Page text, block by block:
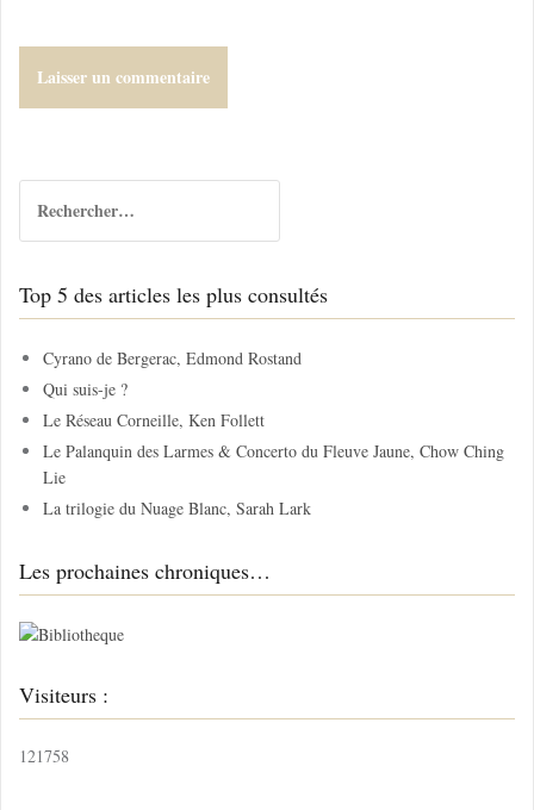
c
e
r
c
r
Top 5 des articles les plus consultés
Cyrano de Bergerac, Edmond Rostand
Qui suis-je ?
Le Réseau Corneille, Ken Follett
Le Palanquin des Larmes & Concerto du Fleuve Jaune, Chow Ching
Lie
La trilogie du Nuage Blanc, Sarah Lark
Les prochaines chroniques…
Visiteurs :
121758